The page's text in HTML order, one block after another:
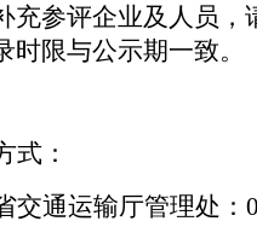
充参评企业及人员，
时限与公示期一致。
式：
交通运输厅管理处：